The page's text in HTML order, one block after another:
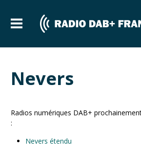
Nevers
Radios numériques DAB+
:
Nevers étendu